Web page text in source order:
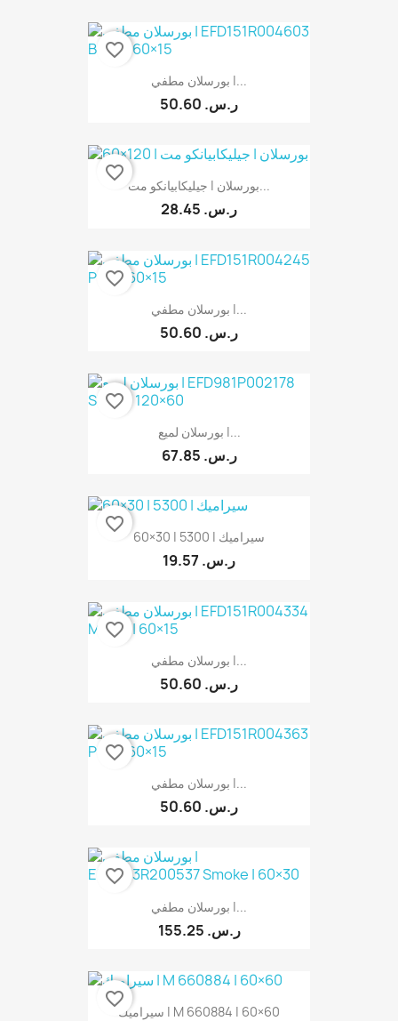
بورسلان مطفي |...
50.60 ر.س.‏
favorite_border
بورسلان | جيليكابيانكو مت...
28.45 ر.س.‏
favorite_border
بورسلان مطفي |...
50.60 ر.س.‏
favorite_border
بورسلان لميع |...
67.85 ر.س.‏
favorite_border
سيراميك | 5300 | 30×60
19.57 ر.س.‏
favorite_border
بورسلان مطفي |...
50.60 ر.س.‏
favorite_border
بورسلان مطفي |...
50.60 ر.س.‏
favorite_border
بورسلان مطفي |...
155.25 ر.س.‏
favorite_border
سيراميك | M 660884 | 60×60
favorite_border